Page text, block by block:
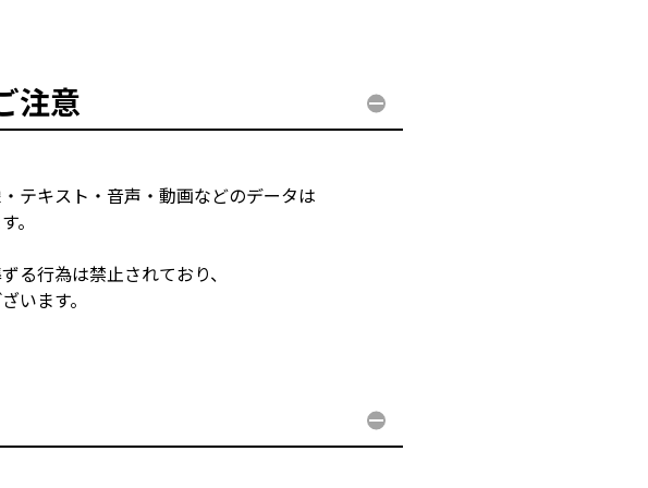
注意
テキスト・音声・動画などのデータは
。
る行為は禁止されており、
います。